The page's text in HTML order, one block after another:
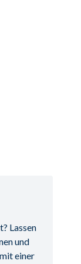
Lassen
und
einer